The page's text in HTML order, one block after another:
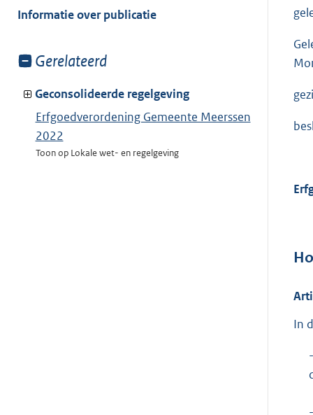
van:
Informatie over publicatie
Toon
van:
Gerelateerd
Geconsolideerde regelgeving
Erfgoedverordening Gemeente Meerssen
2022
Toon op Lokale wet- en regelgeving
In
-